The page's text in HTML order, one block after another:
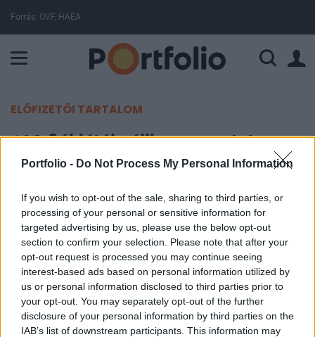
Portfolio - Do Not Process My Personal Information
If you wish to opt-out of the sale, sharing to third parties, or
processing of your personal or sensitive information for
targeted advertising by us, please use the below opt-out
section to confirm your selection. Please note that after your
opt-out request is processed you may continue seeing
interest-based ads based on personal information utilized by
us or personal information disclosed to third parties prior to
your opt-out. You may separately opt-out of the further
disclosure of your personal information by third parties on the
IAB’s list of downstream participants. This information may
Forrás: OVF, HAEA
ELŐFIZETŐI TARTALOM
198 fiókjától válik meg az Intesa
2007. október 09. 10:42
A Banca Intesa és a Sanpaolo IMI tavalyi fúziójáról
2006. december 20-án kiadott olasz
versenyhatósági döntés nyomán az egyesült
pénzintézet 2007. október 5-én bejelentette, hogy
megválik 198 fiókjától Olaszország 11 régiójában
és 16 tartományában.